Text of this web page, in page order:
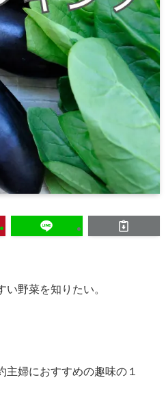
野菜を知りたい。
婦におすすめの趣味の１